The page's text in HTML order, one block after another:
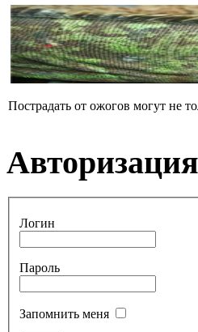
Пострадать от ожогов могут не
Авторизация
Логин
Пароль
Запомнить меня